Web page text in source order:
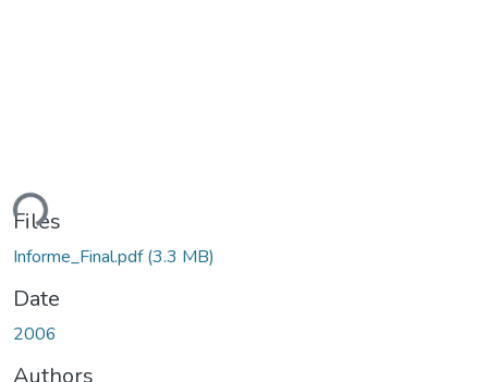
Files
Informe_Final.pdf(3.3 MB)
Date
2006
Authors